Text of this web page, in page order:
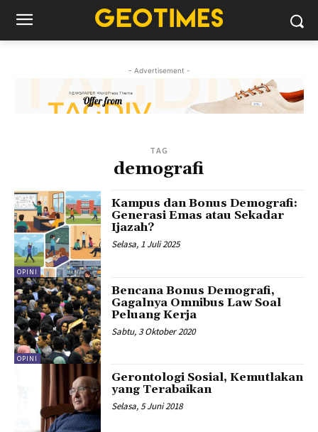
- Advertisement -
TAG
demografi
OPINI
Kampus dan Bonus Demografi:
Generasi Emas atau Sekadar
Ijazah?
Selasa, 1 Juli 2025
OPINI
Bencana Bonus Demografi,
Gagalnya Omnibus Law Soal
Peluang Kerja
Sabtu, 3 Oktober 2020
Gerontologi Sosial, Kemutlakan
yang Terabaikan
Selasa, 5 Juni 2018